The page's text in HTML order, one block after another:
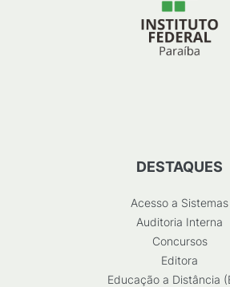
DESTAQUES
Acesso a Sistemas
Auditoria Interna
Concursos
Editora
Educação a Distância